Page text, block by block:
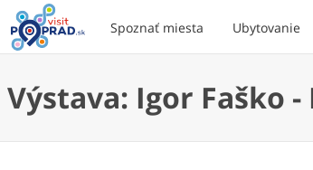
Spoznať miesta Ubytovanie
Výstava: Igor Faško